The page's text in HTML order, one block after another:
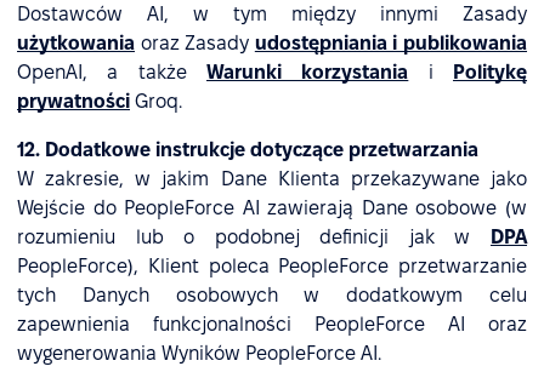
Dostawców AI, w tym między innymi Zasady
użytkowania oraz Zasady udostępniania i publikowania
OpenAI, a także Warunki korzystania i
Politykę
prywatności Groq.
12. Dodatkowe instrukcje dotyczące przetwarzania
W zakresie, w jakim Dane Klienta przekazywane jako
Wejście do PeopleForce AI zawierają Dane osobowe (w
rozumieniu lub o podobnej definicji jak w
DPA
PeopleForce), Klient poleca PeopleForce przetwarzanie
tych Danych osobowych w dodatkowym celu
zapewnienia funkcjonalności PeopleForce AI oraz
wygenerowania Wyników PeopleForce AI.